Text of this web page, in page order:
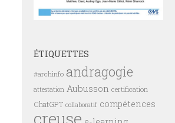
ÉTIQUETTES
#archinfo andragogie
attestation Aubusson certification
ChatGPT collaboratif compétences
creuse